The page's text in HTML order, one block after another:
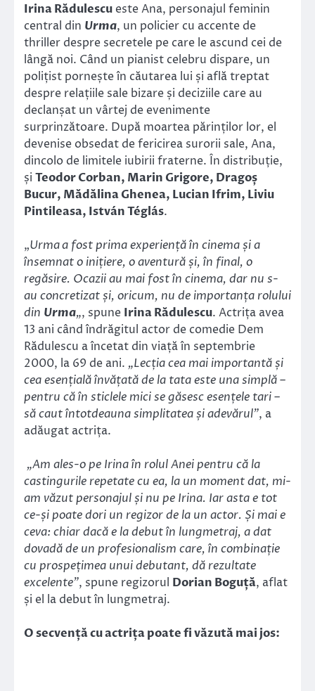
Irina Rădulescu este Ana, personajul feminin
central din Urma, un policier cu accente de
thriller despre secretele pe care le ascund cei de
lângă noi. Când un pianist celebru dispare, un
polițist pornește în căutarea lui și află treptat
despre relațiile sale bizare și deciziile care au
declanșat un vârtej de evenimente
surprinzătoare. După moartea părinților lor, el
devenise obsedat de fericirea surorii sale, Ana,
dincolo de limitele iubirii fraterne. În distribuție,
și Teodor Corban, Marin Grigore, Dragoș
Bucur, Mădălina Ghenea, Lucian Ifrim, Liviu
Pintileasa, István Téglás.
„Urmaa fost prima experiență în cinema și a
însemnat o inițiere, o aventură și, în final, o
regăsire. Ocazii au mai fost în cinema, dar nu s-
au concretizat și, oricum, nu de importanța rolului
din Urma„, spune Irina Rădulescu. Actrița avea
13 ani când îndrăgitul actor de comedie Dem
Rădulescu a încetat din viață în septembrie
2000, la 69 de ani. „Lecția cea mai importantă și
cea esențială învățată de la tata este una simplă –
pentru că în sticlele mici se găsesc esențele tari –
să caut întotdeauna simplitatea și adevărul”, a
adăugat actrița.
„Am ales-o pe Irina în rolul Anei pentru că la
castingurile repetate cu ea, la un moment dat, mi-
am văzut personajul și nu pe Irina. Iar asta e tot
ce-și poate dori un regizor de la un actor. Și mai e
ceva: chiar dacă e la debut în lungmetraj, a dat
dovadă de un profesionalism care, în combinație
cu prospețimea unui debutant, dă rezultate
excelente”, spune regizorul Dorian Boguță, aflat
și el la debut în lungmetraj.
O secvență cu actrița poate fi văzută mai jos: